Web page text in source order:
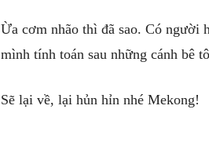
Ừa cơm nhão thì đã sao. Có người
mình tính toán sau những cánh bê
Sẽ lại về, lại hủn hỉn nhé Mekong!